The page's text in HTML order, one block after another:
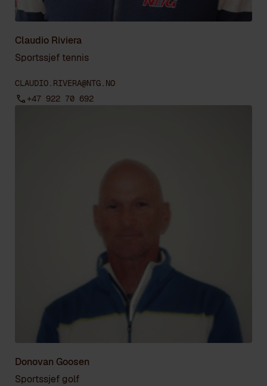
Claudio Riviera
Sportssjef tennis
CLAUDIO.RIVERA@NTG.NO
+47 922 70 692
Donovan Goosen
Sportssjef golf